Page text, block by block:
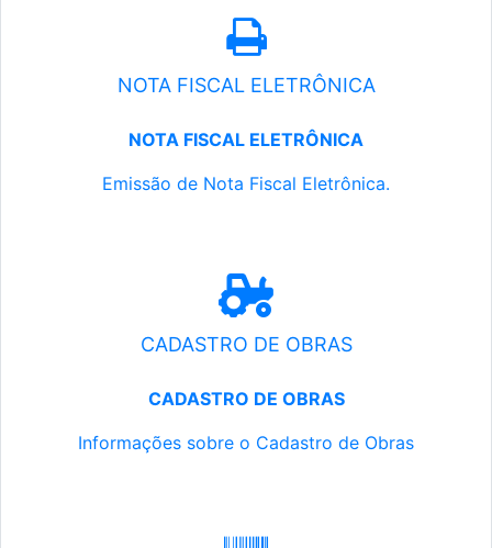
NOTA FISCAL ELETRÔNICA
NOTA FISCAL ELETRÔNICA
Emissão de Nota Fiscal Eletrônica.
CADASTRO DE OBRAS
CADASTRO DE OBRAS
Informações sobre o Cadastro de Obras